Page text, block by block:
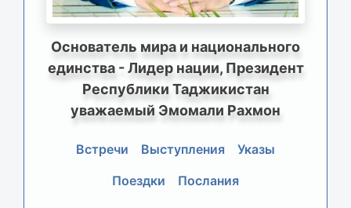
Основатель мира и национального
единства - Лидер нации, Президент
Республики Таджикистан
уважаемый Эмомали Рахмон
Встречи Выступления
Указы
Поездки
Послания